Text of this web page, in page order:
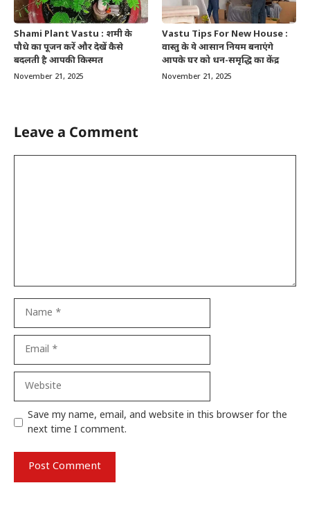
Shami Plant Vastu : शमी के
पौधे का पूजन करें और देखें कैसे
बदलती है आपकी किस्मत
November 21, 2025
Vastu Tips For New House :
वास्तु के ये आसान नियम बनाएंगे
आपके घर को धन-समृद्धि का केंद्र
November 21, 2025
Leave a Comment
Save my name, email, and website in this browser for the
next time I comment.